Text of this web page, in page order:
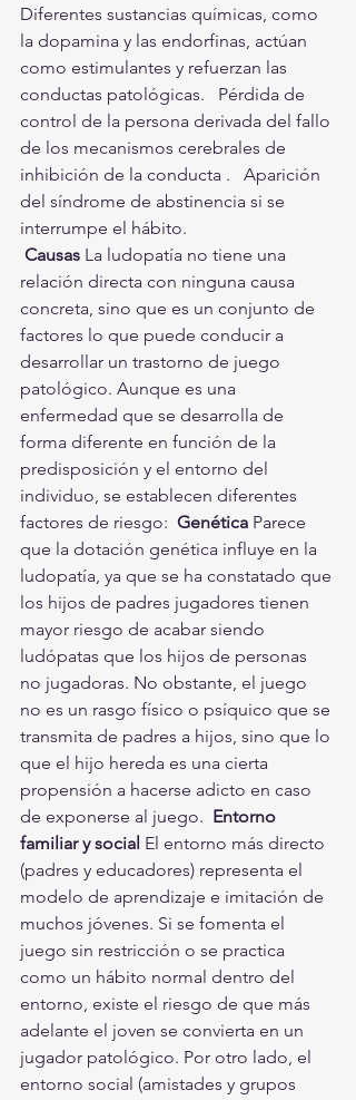
Diferentes sustancias químicas, como
la dopamina y las endorfinas, actúan
como estimulantes y refuerzan las
conductas patológicas.   Pérdida de
control de la persona derivada del fallo
de los mecanismos cerebrales de
inhibición de la conducta .   Aparición
del síndrome de abstinencia si se
interrumpe el hábito.
Causas La ludopatía no tiene una
relación directa con ninguna causa
concreta, sino que es un conjunto de
factores lo que puede conducir a
desarrollar un trastorno de juego
patológico. Aunque es una
enfermedad que se desarrolla de
forma diferente en función de la
predisposición y el entorno del
individuo, se establecen diferentes
factores de riesgo: Genética Parece
que la dotación genética influye en la
ludopatía, ya que se ha constatado que
los hijos de padres jugadores tienen
mayor riesgo de acabar siendo
ludópatas que los hijos de personas
no jugadoras. No obstante, el juego
no es un rasgo físico o psíquico que se
transmita de padres a hijos, sino que lo
que el hijo hereda es una cierta
propensión a hacerse adicto en caso
de exponerse al juego. Entorno
familiar y social El entorno más directo
(padres y educadores) representa el
modelo de aprendizaje e imitación de
muchos jóvenes. Si se fomenta el
juego sin restricción o se practica
como un hábito normal dentro del
entorno, existe el riesgo de que más
adelante el joven se convierta en un
jugador patológico. Por otro lado, el
entorno social (amistades y grupos